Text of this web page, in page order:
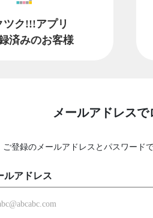
ツク!!!アプリ
済みのお客様
メールアドレスで
ご登録のメールアドレスとパスワード
ルアドレス